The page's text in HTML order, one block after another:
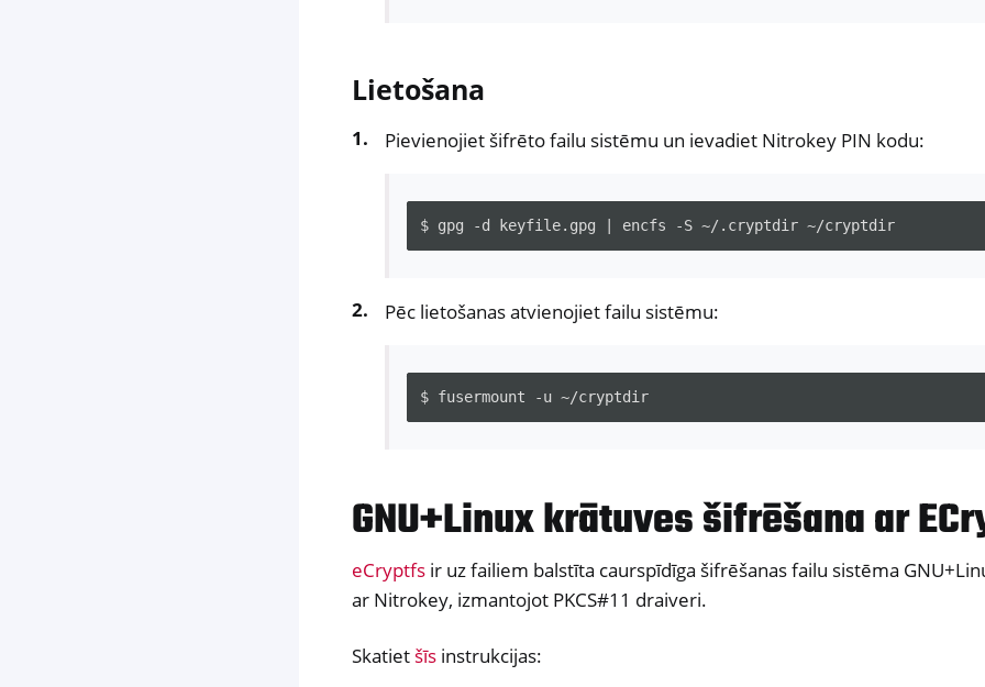
Lietošana
Pievienojiet šifrēto failu sistēmu un ievadiet Nitrokey PIN kodu:
$ gpg -d keyfile.gpg encfs -S ~/.cryptdir
Pēc lietošanas atvienojiet failu sistēmu:
$ fusermount -u
GNU+Linux krātuves šifrēšana ar
eCryptfs ir uz failiem balstīta caurspīdīga šifrēšanas failu sistēma
ar Nitrokey, izmantojot PKCS#11 draiveri.
Skatiet šīs instrukcijas: